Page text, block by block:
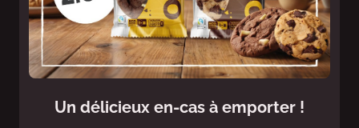
Un délicieux en-cas à emporter !